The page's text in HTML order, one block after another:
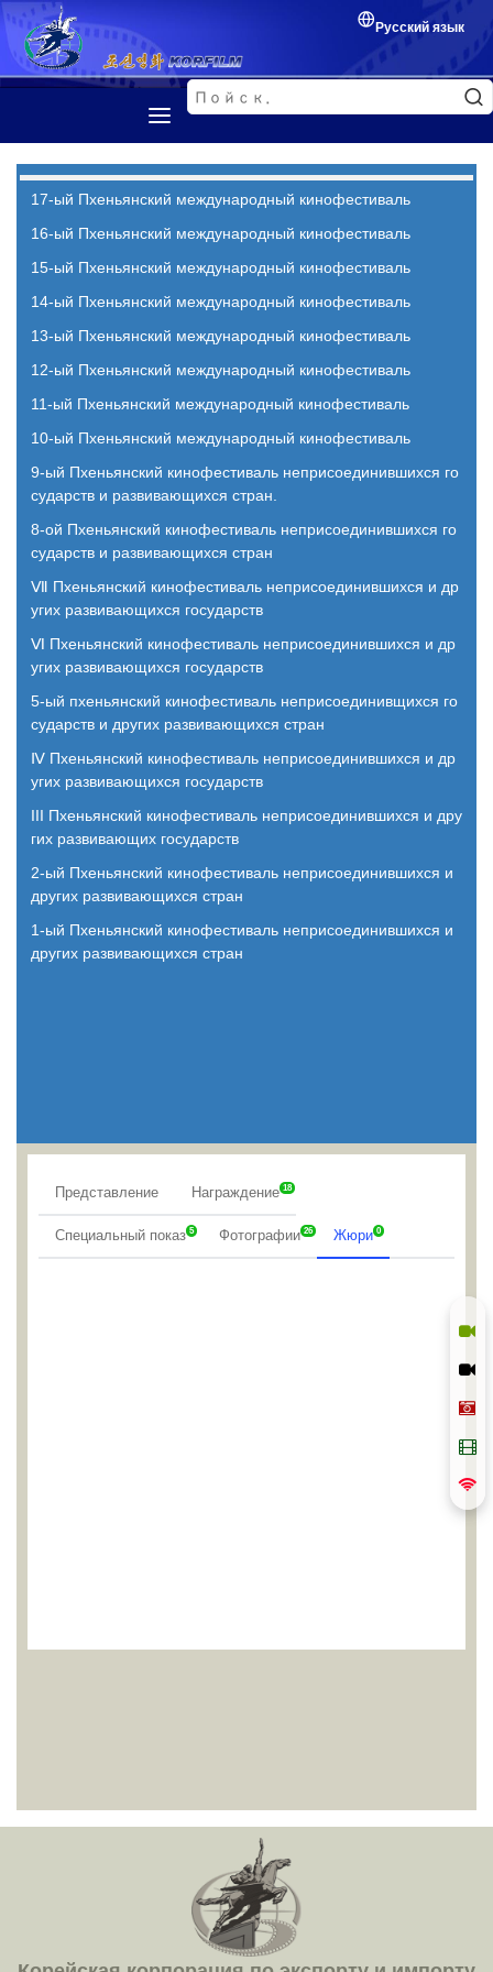
Русский язык
Первая страница
Корейский фильм
Кинофестиваль
17-ый Пхеньянский международный кинофестиваль
16-ый Пхеньянский международный кинофестиваль
15-ый Пхеньянский международный кинофестиваль
14-ый Пхеньянский международный кинофестиваль
13-ый Пхеньянский международный кинофестиваль
12-ый Пхеньянский международный кинофестиваль
11-ый Пхеньянский международный кинофестиваль
10-ый Пхеньянский международный кинофестиваль
9-ый Пхеньянский кинофестиваль неприсоединившихся го
сударств и развивающихся стран.
8-ой Пхеньянский кинофестиваль неприсоединившихся го
сударств и развивающихся стран
Ⅶ Пхеньянский кинофестиваль неприсоединившихся и др
угих развивающихся государств
Ⅵ Пхеньянский кинофестиваль неприсоединившихся и др
угих развивающихся государств
5-ый пхеньянский кинофестиваль неприсоединивщихся го
сударств и других развивающихся стран
Ⅳ Пхеньянский кинофестиваль неприсоединившихся и др
угих развивающихся государств
III Пхеньянский кинофестиваль неприсоединившихся и дру
гих развивающих государств
2-ый Пхеньянский кинофестиваль неприсоединившихся и
других развивающихся стран
1-ый Пхеньянский кинофестиваль неприсоединившихся и
других развивающихся стран
Представление Награждение 18
Специальный показ 5 Фотографии 26 Жюри 0